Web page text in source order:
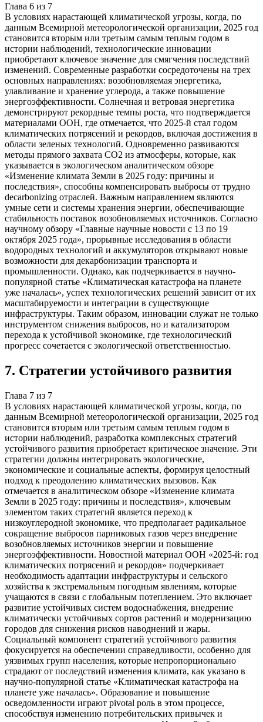
Глава 6 из 7
В условиях нарастающей климатической угрозы, когда, по
данным Всемирной метеорологической организации, 2025 год
становится вторым или третьим самым теплым годом в
истории наблюдений, технологические инновации
приобретают ключевое значение для смягчения последствий
изменений. Современные разработки сосредоточены на трех
основных направлениях: возобновляемая энергетика,
улавливание и хранение углерода, а также повышение
энергоэффективности. Солнечная и ветровая энергетика
демонстрируют рекордные темпы роста, что подтверждается
материалами ООН, где отмечается, что 2025-й стал годом
климатических потрясений и рекордов, включая достижения в
области зеленых технологий. Одновременно развиваются
методы прямого захвата CO2 из атмосферы, которые, как
указывается в экологическом аналитическом обзоре
«Изменение климата Земли в 2025 году: причины и
последствия», способны компенсировать выбросы от трудно
decarbonizing отраслей. Важным направлением являются
умные сети и системы хранения энергии, обеспечивающие
стабильность поставок возобновляемых источников. Согласно
научному обзору «Главные научные новости с 13 по 19
октября 2025 года», прорывные исследования в области
водородных технологий и аккумуляторов открывают новые
возможности для декарбонизации транспорта и
промышленности. Однако, как подчеркивается в научно-
популярной статье «Климатическая катастрофа на планете
уже началась», успех технологических решений зависит от их
масштабируемости и интеграции в существующие
инфраструктуры. Таким образом, инновации служат не только
инструментом снижения выбросов, но и катализатором
перехода к устойчивой экономике, где технологический
прогресс сочетается с экологической ответственностью.
7. Стратегии устойчивого развития
Глава 7 из 7
В условиях нарастающей климатической угрозы, когда, по
данным Всемирной метеорологической организации, 2025 год
становится вторым или третьим самым теплым годом в
истории наблюдений, разработка комплексных стратегий
устойчивого развития приобретает критическое значение. Эти
стратегии должны интегрировать экологические,
экономические и социальные аспекты, формируя целостный
подход к преодолению климатических вызовов. Как
отмечается в аналитическом обзоре «Изменение климата
Земли в 2025 году: причины и последствия», ключевым
элементом таких стратегий является переход к
низкоуглеродной экономике, что предполагает радикальное
сокращение выбросов парниковых газов через внедрение
возобновляемых источников энергии и повышение
энергоэффективности. Новостной материал ООН «2025-й: год
климатических потрясений и рекордов» подчеркивает
необходимость адаптации инфраструктуры и сельского
хозяйства к экстремальным погодным явлениям, которые
учащаются в связи с глобальным потеплением. Это включает
развитие устойчивых систем водоснабжения, внедрение
климатически устойчивых сортов растений и модернизацию
городов для снижения рисков наводнений и жары.
Социальный компонент стратегий устойчивого развития
фокусируется на обеспечении справедливости, особенно для
уязвимых групп населения, которые непропорционально
страдают от последствий изменения климата, как указано в
научно-популярной статье «Климатическая катастрофа на
планете уже началась». Образование и повышение
осведомленности играют pivotal роль в этом процессе,
способствуя изменению потребительских привычек и